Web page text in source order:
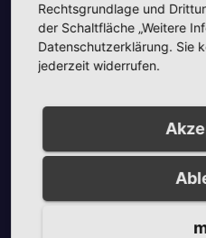
Unsere Partner
Rechtsgrundlage und
der Schaltfläche „Weitere
Datenschutzerklärung. Sie
jederzeit widerrufen.